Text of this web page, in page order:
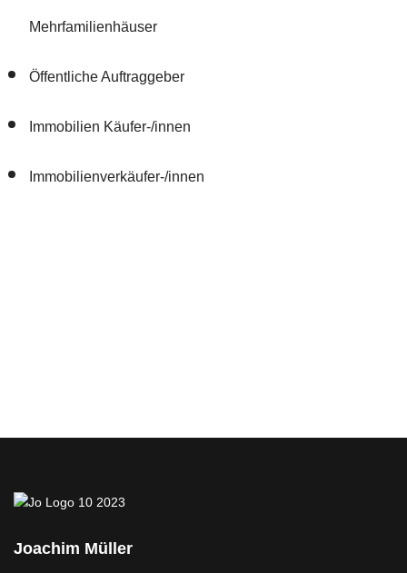
Mehrfamilienhäuser
Öffentliche Auftraggeber
Immobilien Käufer-/innen
Immobilienverkäufer-/innen
Joachim Müller